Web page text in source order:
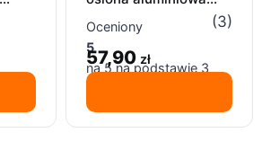
przeciwpyłowa Apple
Samsung USB-C
Oceniony
5
na 5 na podstawie 3
(3)
57,90 zł